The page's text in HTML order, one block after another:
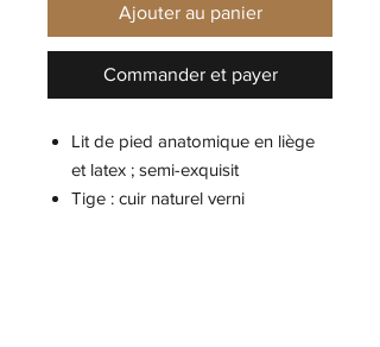
Ajouter au panier
Commander et payer
Lit de pied anatomique en liège
et latex ; semi-exquisit
Tige : cuir naturel verni